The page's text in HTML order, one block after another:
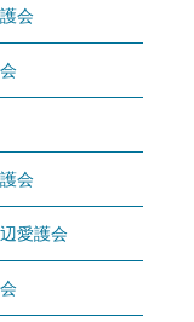
会
会
愛護会